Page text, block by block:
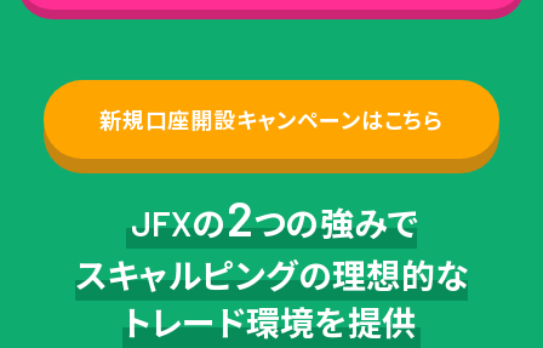
新規口座開設キャンペーンはこちら
JFXの2つの強みで
スキャルピングの理想的な
トレード環境を提供